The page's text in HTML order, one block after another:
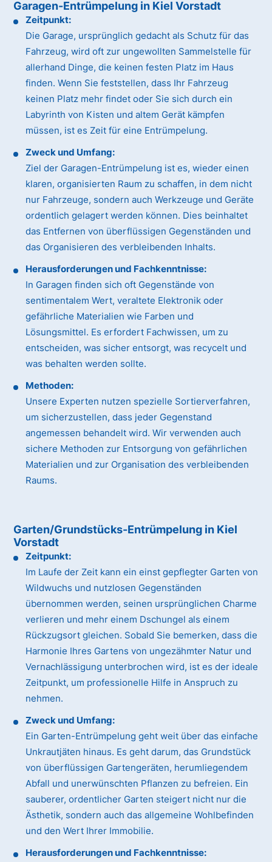
Garagen-Entrümpelung in Kiel Vorstadt
Zeitpunkt:
Die Garage, ursprünglich gedacht als Schutz für das
Fahrzeug, wird oft zur ungewollten Sammelstelle für
allerhand Dinge, die keinen festen Platz im Haus
finden. Wenn Sie feststellen, dass Ihr Fahrzeug
keinen Platz mehr findet oder Sie sich durch ein
Labyrinth von Kisten und altem Gerät kämpfen
müssen, ist es Zeit für eine Entrümpelung.
Zweck und Umfang:
Ziel der Garagen-Entrümpelung ist es, wieder einen
klaren, organisierten Raum zu schaffen, in dem nicht
nur Fahrzeuge, sondern auch Werkzeuge und Geräte
ordentlich gelagert werden können. Dies beinhaltet
das Entfernen von überflüssigen Gegenständen und
das Organisieren des verbleibenden Inhalts.
Herausforderungen und Fachkenntnisse:
In Garagen finden sich oft Gegenstände von
sentimentalem Wert, veraltete Elektronik oder
gefährliche Materialien wie Farben und
Lösungsmittel. Es erfordert Fachwissen, um zu
entscheiden, was sicher entsorgt, was recycelt und
was behalten werden sollte.
Methoden:
Unsere Experten nutzen spezielle Sortierverfahren,
um sicherzustellen, dass jeder Gegenstand
angemessen behandelt wird. Wir verwenden auch
sichere Methoden zur Entsorgung von gefährlichen
Materialien und zur Organisation des verbleibenden
Raums.
Garten/Grundstücks-Entrümpelung in Kiel
Vorstadt
Zeitpunkt:
Im Laufe der Zeit kann ein einst gepflegter Garten von
Wildwuchs und nutzlosen Gegenständen
übernommen werden, seinen ursprünglichen Charme
verlieren und mehr einem Dschungel als einem
Rückzugsort gleichen. Sobald Sie bemerken, dass die
Harmonie Ihres Gartens von ungezähmter Natur und
Vernachlässigung unterbrochen wird, ist es der ideale
Zeitpunkt, um professionelle Hilfe in Anspruch zu
nehmen.
Zweck und Umfang:
Ein Garten-Entrümpelung geht weit über das einfache
Unkrautjäten hinaus. Es geht darum, das Grundstück
von überflüssigen Gartengeräten, herumliegendem
Abfall und unerwünschten Pflanzen zu befreien. Ein
sauberer, ordentlicher Garten steigert nicht nur die
Ästhetik, sondern auch das allgemeine Wohlbefinden
und den Wert Ihrer Immobilie.
Herausforderungen und Fachkenntnisse: